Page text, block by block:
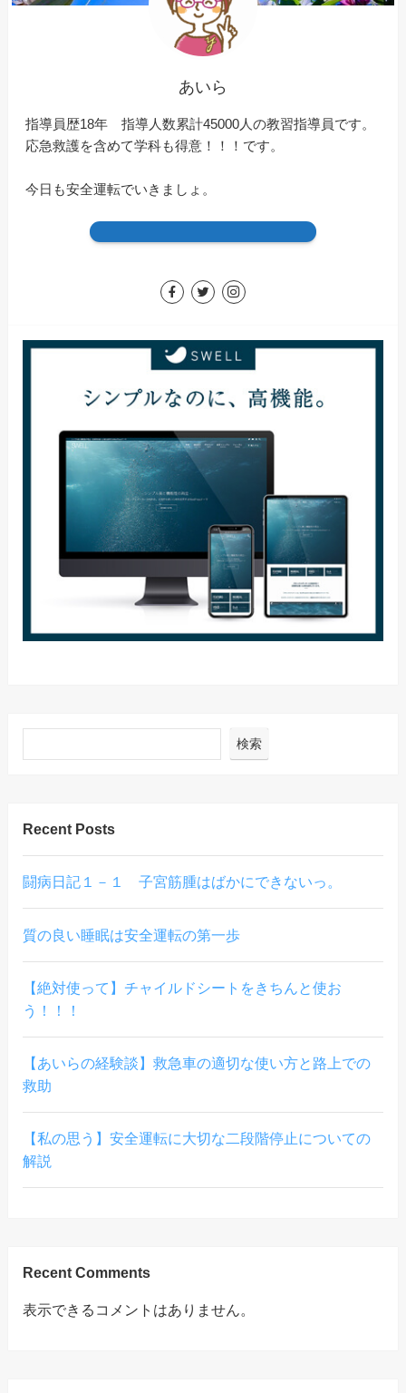
あいら
指導員歴18年 指導人数累計45000人の教習指導員です。
応急救護を含めて学科も得意！！！です。
今日も安全運転でいきましょ。
検索
Recent Posts
闘病日記１－１ 子宮筋腫はばかにできないっ。
質の良い睡眠は安全運転の第一歩
【絶対使って】チャイルドシートをきちんと使お
う！！！
【あいらの経験談】救急車の適切な使い方と路上での
救助
【私の思う】安全運転に大切な二段階停止についての
解説
Recent Comments
表示できるコメントはありません。